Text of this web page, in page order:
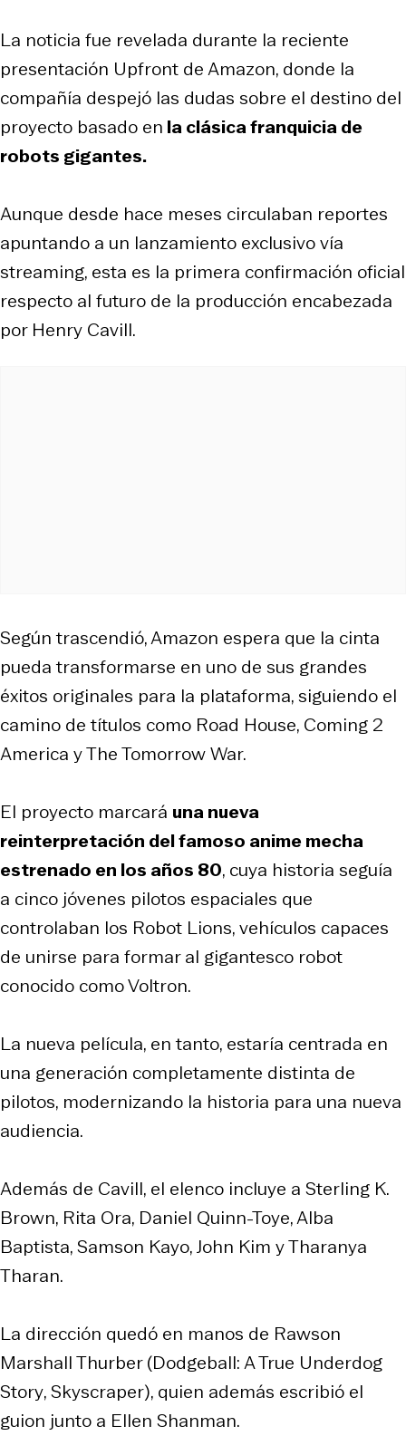
La noticia fue revelada durante la reciente
presentación Upfront de Amazon, donde la
compañía despejó las dudas sobre el destino del
proyecto basado en la clásica franquicia de
robots gigantes.
Aunque desde hace meses circulaban reportes
apuntando a un lanzamiento exclusivo vía
streaming, esta es la primera confirmación oficial
respecto al futuro de la producción encabezada
por Henry Cavill.
Según trascendió, Amazon espera que la cinta
pueda transformarse en uno de sus grandes
éxitos originales para la plataforma, siguiendo el
camino de títulos como Road House, Coming 2
America y The Tomorrow War.
El proyecto marcará una nueva
reinterpretación del famoso anime mecha
estrenado en los años 80, cuya historia seguía
a cinco jóvenes pilotos espaciales que
controlaban los Robot Lions, vehículos capaces
de unirse para formar al gigantesco robot
conocido como Voltron.
La nueva película, en tanto, estaría centrada en
una generación completamente distinta de
pilotos, modernizando la historia para una nueva
audiencia.
Además de Cavill, el elenco incluye a Sterling K.
Brown, Rita Ora, Daniel Quinn-Toye, Alba
Baptista, Samson Kayo, John Kim y Tharanya
Tharan.
La dirección quedó en manos de Rawson
Marshall Thurber (Dodgeball: A True Underdog
Story,Skyscraper), quien además escribió el
guion junto a Ellen Shanman.